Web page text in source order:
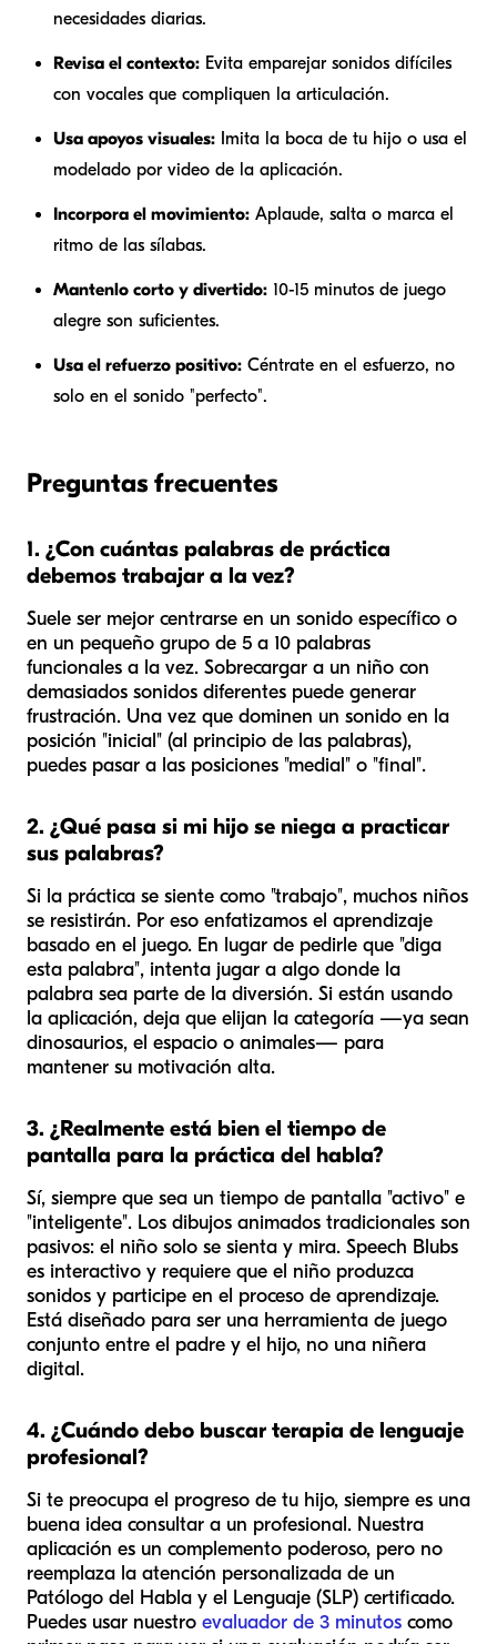
necesidades diarias.
Revisa el contexto: Evita emparejar sonidos difíciles
con vocales que compliquen la articulación.
Usa apoyos visuales: Imita la boca de tu hijo o usa el
modelado por video de la aplicación.
Incorpora el movimiento: Aplaude, salta o marca el
ritmo de las sílabas.
Mantenlo corto y divertido: 10-15 minutos de juego
alegre son suficientes.
Usa el refuerzo positivo: Céntrate en el esfuerzo, no
solo en el sonido "perfecto".
Preguntas frecuentes
1. ¿Con cuántas palabras de práctica
debemos trabajar a la vez?
Suele ser mejor centrarse en un sonido específico o
en un pequeño grupo de 5 a 10 palabras
funcionales a la vez. Sobrecargar a un niño con
demasiados sonidos diferentes puede generar
frustración. Una vez que dominen un sonido en la
posición "inicial" (al principio de las palabras),
puedes pasar a las posiciones "medial" o "final".
2. ¿Qué pasa si mi hijo se niega a practicar
sus palabras?
Si la práctica se siente como "trabajo", muchos niños
se resistirán. Por eso enfatizamos el aprendizaje
basado en el juego. En lugar de pedirle que "diga
esta palabra", intenta jugar a algo donde la
palabra sea parte de la diversión. Si están usando
la aplicación, deja que elijan la categoría —ya sean
dinosaurios, el espacio o animales— para
mantener su motivación alta.
3. ¿Realmente está bien el tiempo de
pantalla para la práctica del habla?
Sí, siempre que sea un tiempo de pantalla "activo" e
"inteligente". Los dibujos animados tradicionales son
pasivos: el niño solo se sienta y mira. Speech Blubs
es interactivo y requiere que el niño produzca
sonidos y participe en el proceso de aprendizaje.
Está diseñado para ser una herramienta de juego
conjunto entre el padre y el hijo, no una niñera
digital.
4. ¿Cuándo debo buscar terapia de lenguaje
profesional?
Si te preocupa el progreso de tu hijo, siempre es una
buena idea consultar a un profesional. Nuestra
aplicación es un complemento poderoso, pero no
reemplaza la atención personalizada de un
Patólogo del Habla y el Lenguaje (SLP) certificado.
Puedes usar nuestro evaluador de 3 minutos como